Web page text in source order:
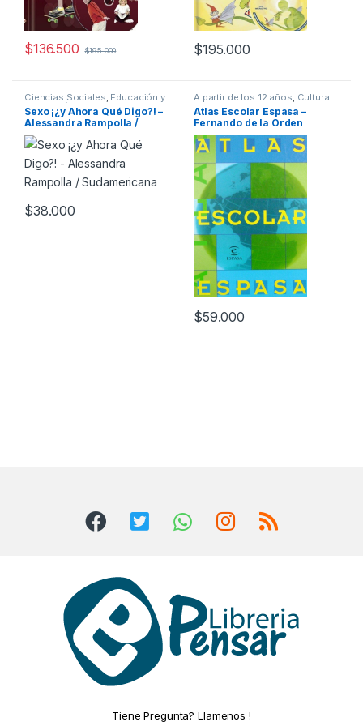
$136.500 $195.000 $195.000
Ciencias Sociales Educación y
Pedagogía,Interes General
Padres e Hijos,Profesionales y
tecnicos,Temas Varios
Sexo ¡¿y Ahora Qué Digo?! –
Alessandra Rampolla /
Sudamericana
$38.000
A partir de los 12 años Cultura
Para Niños ,Infantil Interes
General,Texto Escolar
Atlas Escolar Espasa –
Fernando de la Orden
$59.000
Tiene Pregunta? Llamenos !